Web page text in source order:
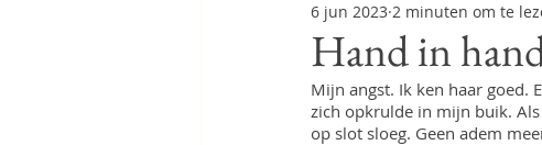
Hand in
6 jun 2023 2 minuten om te
Mijn angst. Ik ken haar goed.
zich opkrulde in mijn buik.
op slot sloeg. Geen adem